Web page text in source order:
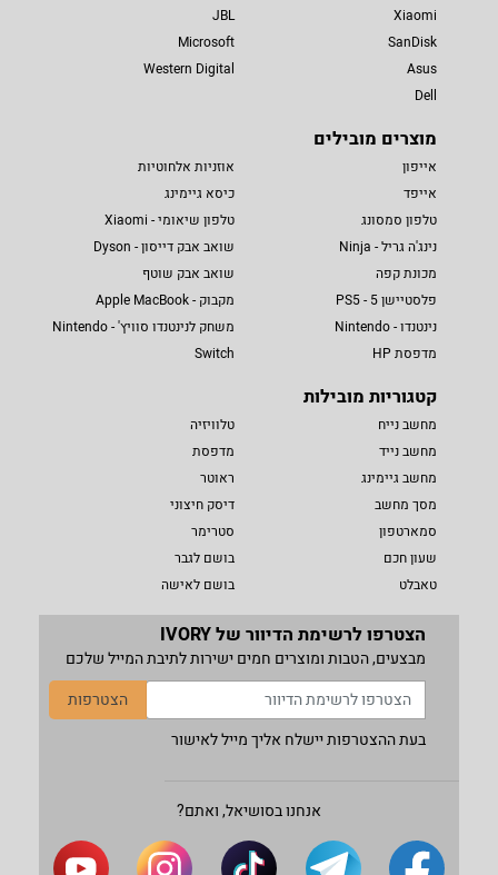
Xiaomi
SanDisk
Asus
Dell
JBL
Microsoft
Western Digital
מוצרים מובילים
אייפון
אייפד
טלפון סמסונג
נינג'ה גריל - Ninja
מכונת קפה
פלסטיישן 5 - PS5
נינטנדו - Nintendo
מדפסת HP
אוזניות אלחוטיות
כיסא גיימינג
טלפון שיאומי - Xiaomi
שואב אבק דייסון - Dyson
שואב אבק שוטף
מקבוק - Apple MacBook
משחק לנינטנדו סוויץ' - Nintendo
Switch
קטגוריות מובילות
מחשב נייח
מחשב נייד
מחשב גיימינג
מסך מחשב
סמארטפון
שעון חכם
טאבלט
טלוויזיה
מדפסת
ראוטר
דיסק חיצוני
סטרימר
בושם לגבר
בושם לאישה
הצטרפו לרשימת הדיוור של IVORY
מבצעים, הטבות ומוצרים חמים ישירות לתיבת המייל שלכם
הצטרפות
בעת ההצטרפות יישלח אליך מייל לאישור
אנחנו בסושיאל, ואתם?